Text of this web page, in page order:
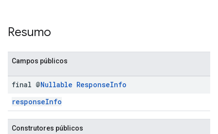
Resumo
Campos públicos
final @Nullable ResponseInfo
responseInfo
Construtores públicos